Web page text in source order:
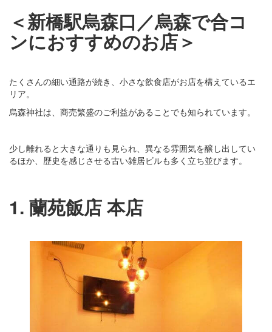
＜新橋駅烏森口／烏森で合コ
ンにおすすめのお店＞
たくさんの細い通路が続き、小さな飲食店がお店を構えているエ
リア。
烏森神社は、商売繁盛のご利益があることでも知られています。
少し離れると大きな通りも見られ、異なる雰囲気を醸し出してい
るほか、歴史を感じさせる古い雑居ビルも多く立ち並びます。
1. 蘭苑飯店 本店